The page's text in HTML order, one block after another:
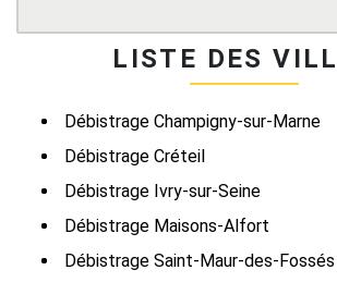
LISTE DES
Débistrage Champigny-sur-Marne
Débistrage Créteil
Débistrage Ivry-sur-Seine
Débistrage Maisons-Alfort
Débistrage Saint-Maur-des-Fossés